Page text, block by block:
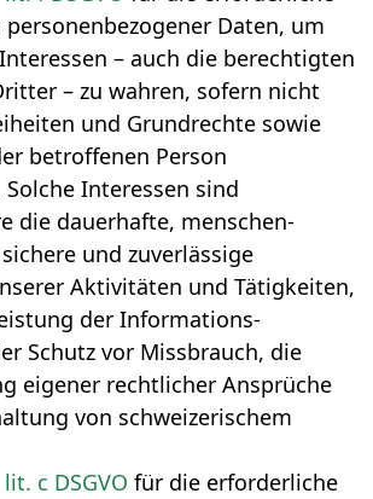
Daten, um
– auch die berechtigten
– zu wahren, sofern nicht
und Grund­rechte sowie
betroffenen Person
Interessen sind
die dauerhafte, menschen­
und zuverlässige
Aktivitäten und Tätig­keiten,
der Informations­
Schutz vor Miss­brauch, die
eigener recht­licher Ansprüche
von schweizerischem
c DSGVO für die erforderliche